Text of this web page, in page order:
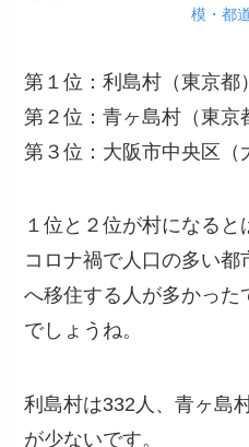
模・都
第１位：利島村（東京都）
第２位：青ヶ島村（東京
第３位：大阪市中央区（
１位と２位が村になると
コロナ禍で人口の多い
へ移住する人が多かった
でしょうね。
利島村は332人、青ヶ島
が少ないです。